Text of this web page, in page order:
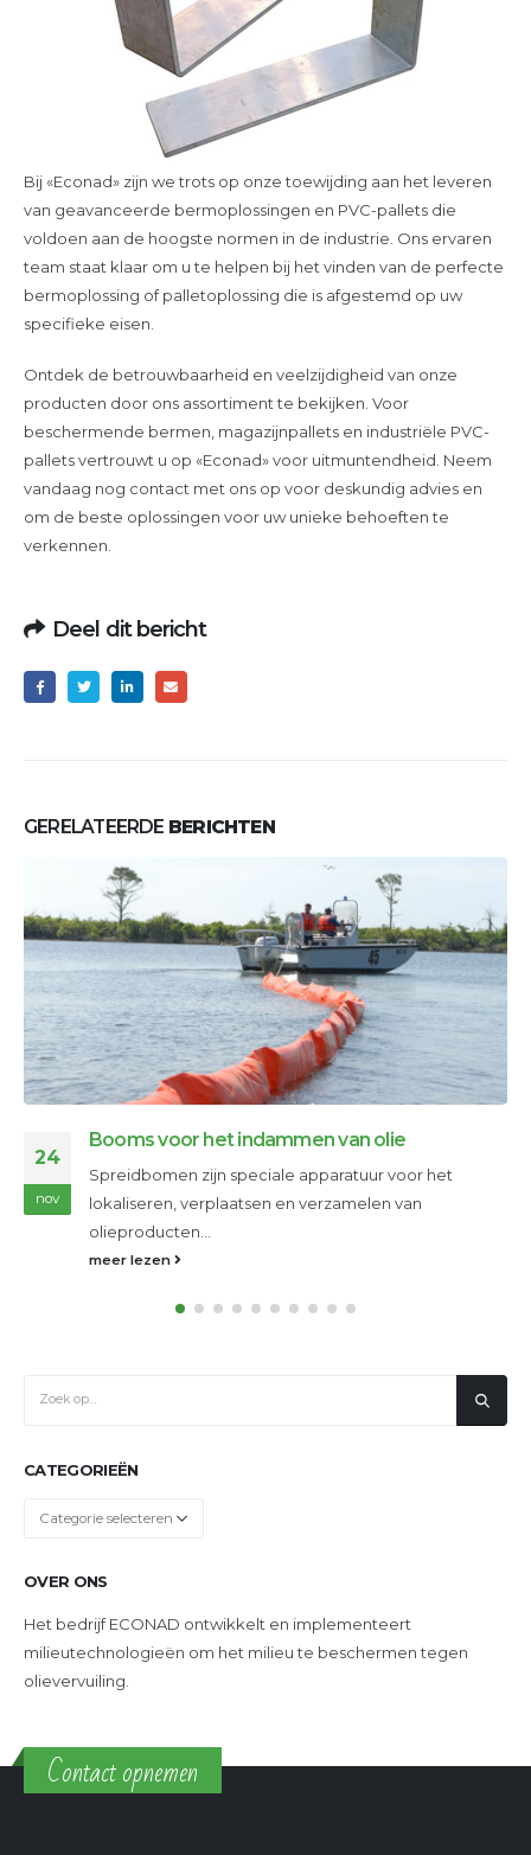
Bij «Econad» zijn we trots op onze toewijding aan het leveren
van geavanceerde bermoplossingen en PVC-pallets die
voldoen aan de hoogste normen in de industrie. Ons ervaren
team staat klaar om u te helpen bij het vinden van de perfecte
bermoplossing of palletoplossing die is afgestemd op uw
specifieke eisen.
Ontdek de betrouwbaarheid en veelzijdigheid van onze
producten door ons assortiment te bekijken. Voor
beschermende bermen, magazijnpallets en industriële PVC-
pallets vertrouwt u op «Econad» voor uitmuntendheid. Neem
vandaag nog contact met ons op voor deskundig advies en
om de beste oplossingen voor uw unieke behoeften te
verkennen.
Deel dit bericht
GERELATEERDE BERICHTEN
30
nov
Innovatieve oplossingen getoond door
ECONAD op OFFSHORE ENERGY beurs
We hadden het genoegen om de OFFSHORE
ENERGY beurs bij te wonen,...
meer lezen
CATEGORIEËN
OVER ONS
Het bedrijf ECONAD ontwikkelt en implementeert
milieutechnologieën om het milieu te beschermen tegen
olievervuiling.
Contact opnemen